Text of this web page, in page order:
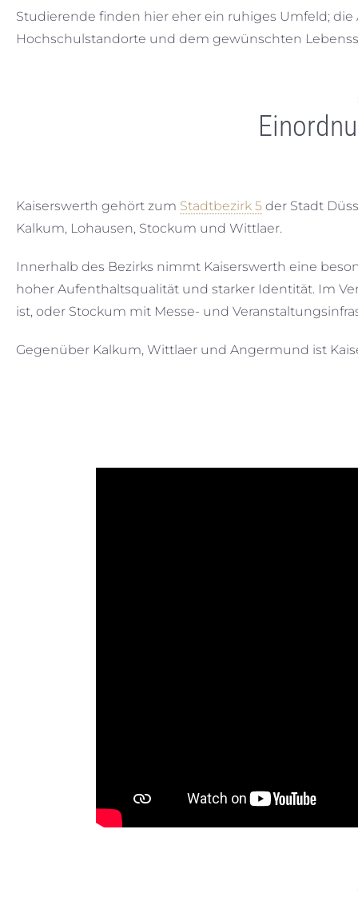
Studierende finden hier eher ein ruhiges Umfeld;
Hochschulstandorte und dem gewünschten
Kaiserswerth gehört zum Stadtbezirk 5 der Stadt
Kalkum, Lohausen, Stockum und Wittlaer.
Innerhalb des Bezirks nimmt Kaiserswerth eine
hoher Aufenthaltsqualität und starker Identität. Im
ist, oder Stockum mit Messe- und
Gegenüber Kalkum, Wittlaer und Angermund ist